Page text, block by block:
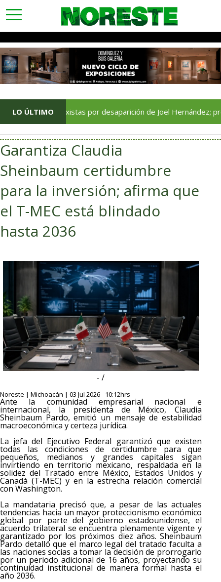
toggle
navigation
LO ÚLTIMO
de taxistas por desaparición de Joel Hernández; preparan
Garantiza Claudia
Sheinbaum certidumbre
para la inversión; afirma que
el T-MEC está blindado
hasta 2036
- /
Noreste | Michoacán | 03 Jul 2026 - 10:12hrs
Ante la comunidad empresarial nacional e
internacional, la presidenta de México, Claudia
Sheinbaum Pardo, emitió un mensaje de estabilidad
macroeconómica y certeza jurídica.
La jefa del Ejecutivo Federal garantizó que existen
todas las condiciones de certidumbre para que
pequeños, medianos y grandes capitales sigan
invirtiendo en territorio mexicano, respaldada en la
solidez del Tratado entre México, Estados Unidos y
Canadá (T-MEC) y en la estrecha relación comercial
con Washington.
La mandataria precisó que, a pesar de las actuales
tendencias hacia un mayor proteccionismo económico
global por parte del gobierno estadounidense, el
acuerdo trilateral se encuentra plenamente vigente y
garantizado por los próximos diez años. Sheinbaum
Pardo detalló que el marco legal del tratado faculta a
las naciones socias a tomar la decisión de prorrogarlo
por un periodo adicional de 16 años, proyectando su
continuidad institucional de manera formal hasta el
año 2036.